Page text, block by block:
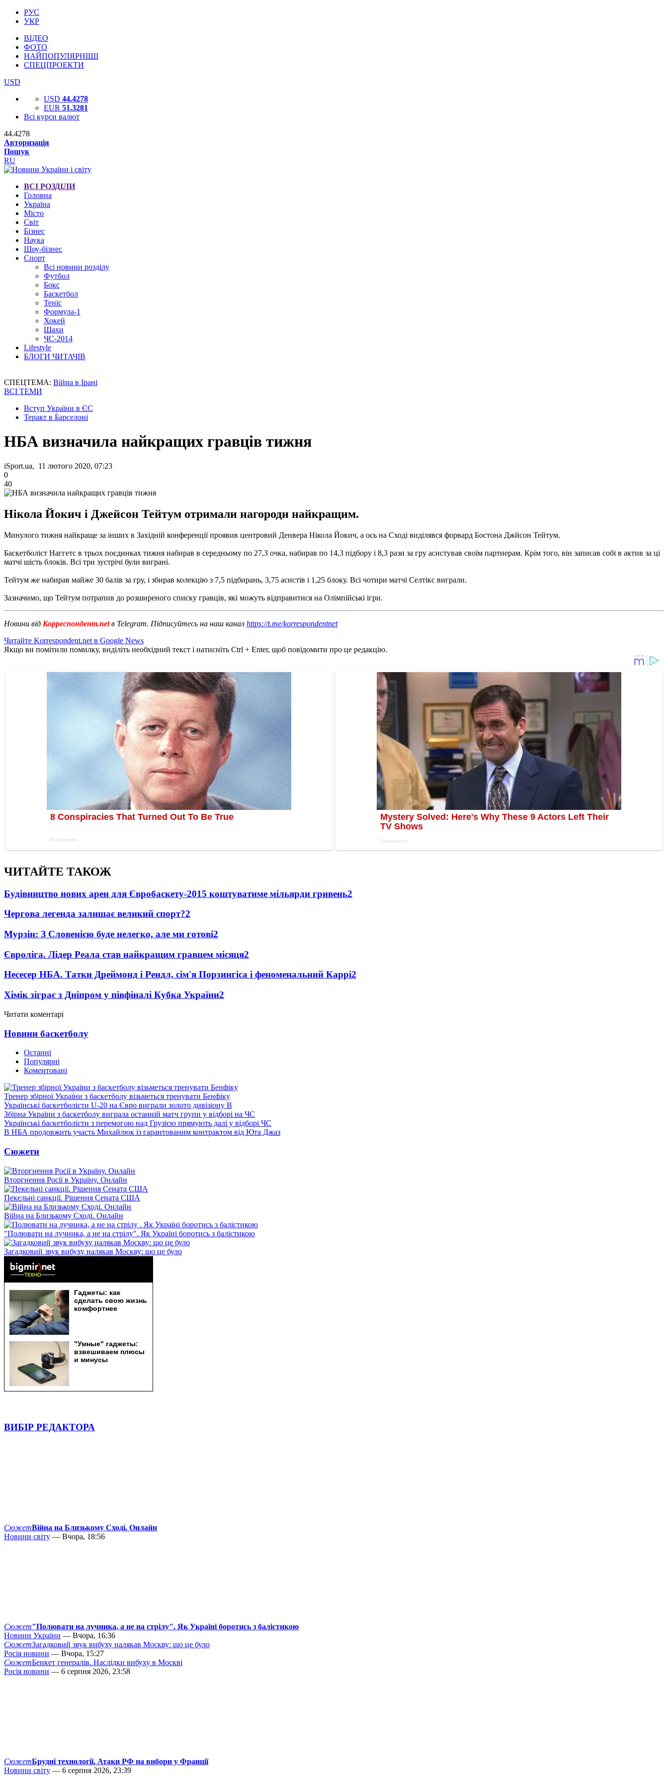
РУС
УКР
ВІДЕО
ФОТО
НАЙПОПУЛЯРНІШІ
СПЕЦПРОЕКТИ
USD
USD 44.4278
EUR 51.3281
Всі курси валют
44.4278
Авторизація
Пошук
RU
ВСІ РОЗДІЛИ
Головна
Україна
Місто
Світ
Бізнес
Наука
Шоу-бізнес
Спорт
Всі новини розділу
Футбол
Бокс
Баскетбол
Теніс
Формула-1
Хокей
Шахи
ЧС-2014
Lifestyle
БЛОГИ ЧИТАЧІВ
СПЕЦТЕМА: Війна в Ірані
ВСІ ТЕМИ
Вступ України в ЄС
Теракт в Барселоні
НБА визначила найкращих гравців тижня
iSport.ua, 11 лютого 2020, 07:23
0
40
Нікола Йокич і Джейсон Тейтум отримали нагороди найкращим.
Минулого тижня найкраще за інших в Західній конференції проявив центровий Денвера Нікола Йокич, а ось на Сході виділявся форвард Бостона Джйсон Тейтум.
Баскетболіст Наггетс в трьох поєдинках тижня набирав в середньому по 27,3 очка, набирав по 14,3 підбору і 8,3 рази за гру асистував своїм партнерам. Крім того, він записав собі в актив за ці
матчі шість блоків. Всі три зустрічі були виграні.
Тейтум же набирав майже 30 балів за гру, і збирав колекцію з 7,5 підбирань, 3,75 асистів і 1,25 блоку. Всі чотири матчі Селтікс виграли.
Зазначимо, що Тейтум потрапив до розширеного списку гравців, які можуть відправитися на Олімпійські ігри.
Новини від Корреспондент.netв Telegram. Підписуйтесь на наш канал https://t.me/korrespondentnet
Читайте Korrespondent.net в Google News
Якщо ви помітили помилку, виділіть необхідний текст і натисніть Ctrl + Enter, щоб повідомити про це редакцію.
ЧИТАЙТЕ ТАКОЖ
Будівництво нових арен для Євробаскету-2015 коштуватиме мільярди гривень2
Чергова легенда залишає великий спорт?2
Мурзін: З Словенією буде нелегко, але ми готові2
Євроліга. Лідер Реала став найкращим гравцем місяця2
Несесер НБА. Татки Дреймонд і Рендл, сім'я Порзингіса і феноменальний Каррі2
Хімік зіграє з Дніпром у півфіналі Кубка України2
Читати коментарі
Новини баскетболу
Останні
Популярні
Коментовані
Тренер збірної України з баскетболу візьметься тренувати Бенфіку
Українські баскетболісти U-20 на Євро виграли золото дивізіону В
Збірна України з баскетболу виграла останній матч групи у відборі на ЧС
Українські баскетболісти з перемогою над Грузією прямують далі у відборі ЧС
В НБА продовжить участь Михайлюк із гарантованим контрактом від Юта Джаз
Сюжети
Вторгнення Росії в Україну. Онлайн
Пекельні санкції. Рішення Сената США
Війна на Близькому Сході. Онлайн
"Полювати на лучника, а не на стрілу". Як Україні боротись з балістикою
Загадковий звук вибуху налякав Москву: що це було
ВИБІР РЕДАКТОРА
СюжетВійна на Близькому Сході. Онлайн
Новини світу — Вчора, 18:56
Сюжет"Полювати на лучника, а не на стрілу". Як Україні боротись з балістикою
Новини України — Вчора, 16:36
СюжетЗагадковий звук вибуху налякав Москву: що це було
Росія новини — Вчора, 15:27
СюжетБенкет генералів. Наслідки вибуху в Москві
Росія новини — 6 серпня 2026, 23:58
СюжетБрудні технології. Атаки РФ на вибори у Франції
Новини світу — 6 серпня 2026, 23:39